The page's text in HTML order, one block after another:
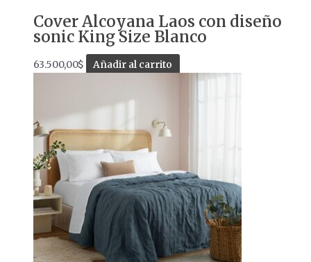
Cover Alcoyana Laos con diseño
sonic King Size Blanco
63.500,00$ Añadir al carrito